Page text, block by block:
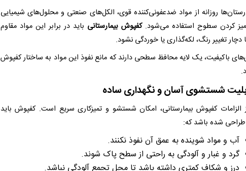
روزانه از مواد ضدعفونی‌کننده قوی، الکل‌های صنعتی و محلول‌های شیمیایی
کردن سطوح استفاده می‌شود.کفپوش بیمارستانی باید در برابر این مواد مقاوم
دچار تغییر رنگ، لکه‌گذاری یا خوردگی نشود.
باکیفیت، یک لایه محافظ سطحی دارند که مانع نفوذ این مواد به ساختار کفپوش
الزامات کفپوش بیمارستانی، امکان شستشو و تمیزکاری سریع است. کفپوش باید
شده باشد که:
آب و مواد شوینده به عمق آن نفوذ نکنند.
گرد و غبار و آلودگی به راحتی از سطح پاک شوند.
درز و شکاف کمتری داشته باشد تا محل تجمع آلودگی نباشد.